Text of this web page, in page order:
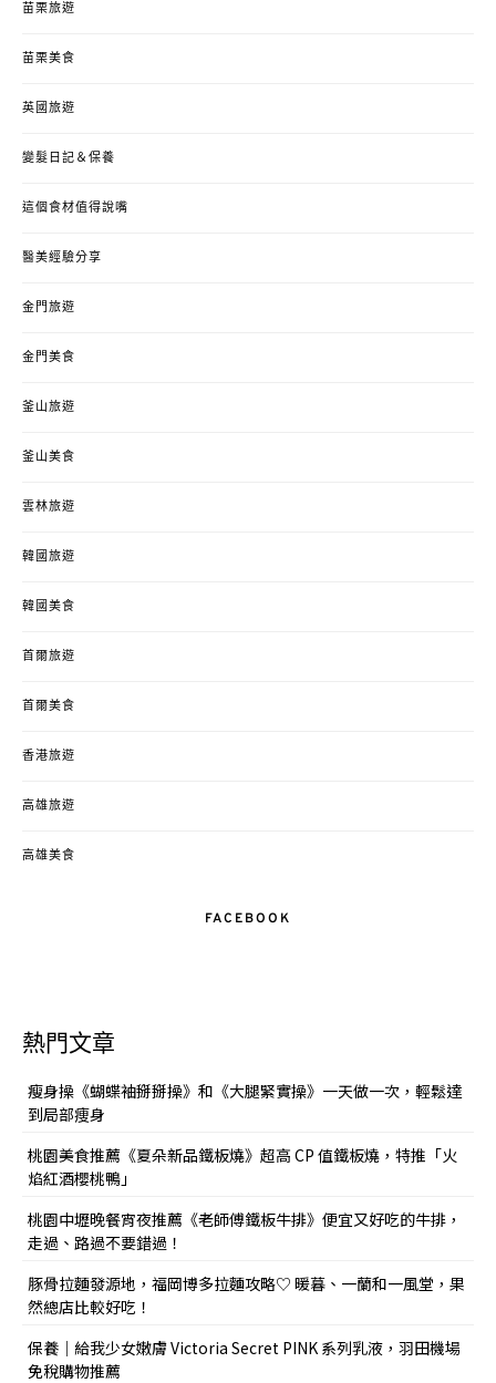
苗栗旅遊
苗栗美食
英國旅遊
變髮日記＆保養
這個食材值得說嘴
醫美經驗分享
金門旅遊
金門美食
釜山旅遊
釜山美食
雲林旅遊
韓國旅遊
韓國美食
首爾旅遊
首爾美食
香港旅遊
高雄旅遊
高雄美食
FACEBOOK
熱門文章
瘦身操《蝴蝶袖掰掰操》和《大腿緊實操》一天做一次，輕鬆達
到局部痩身
桃園美食推薦《夏朵新品鐵板燒》超高 CP 值鐵板燒，特推「火
焰紅酒櫻桃鴨」
桃園中壢晚餐宵夜推薦《老師傅鐵板牛排》便宜又好吃的牛排，
走過、路過不要錯過！
豚骨拉麵發源地，福岡博多拉麵攻略♡ 暖暮、一蘭和一風堂，果
然總店比較好吃！
保養｜給我少女嫩膚 Victoria Secret PINK 系列乳液，羽田機場
免稅購物推薦